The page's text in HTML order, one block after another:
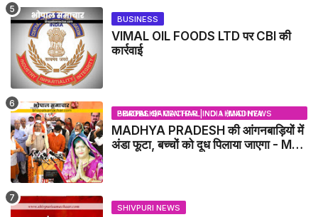
BUSINESS
VIMAL OIL FOODS LTD पर CBI की
कार्रवाई
BHOPAL SAMACHAR | NO 1 HINDI NEWS PORTAL OF CENTRAL INDIA (MADHYA PRADESH)
MADHYA PRADESH की आंगनबाड़ियों में
अंडा फूटा, बच्चों को दूध पिलाया जाएगा - MP
SHIVPURI NEWS